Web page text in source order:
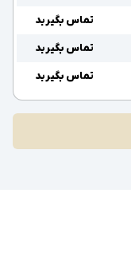
تماس بگیرید
تماس بگیرید
تماس بگیرید